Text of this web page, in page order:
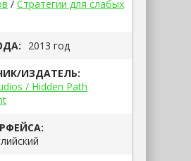
2013 год
ИЗДАТЕЛЬ:
/ Hidden Path
/ Стратегии для слабых